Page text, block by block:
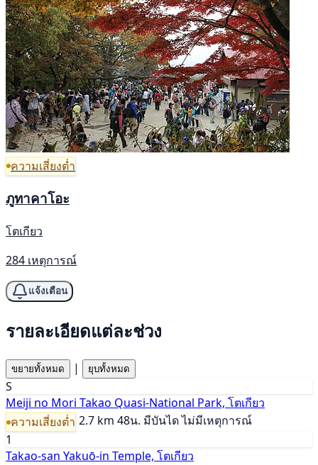
ความเสี่ยงต่ำ
ภูทาคาโอะ
โตเกียว
284 เหตุการณ์
แจ้งเตือน
รายละเอียดแต่ละช่วง
ขยายทั้งหมด | ยุบทั้งหมด
S
Meiji no Mori Takao Quasi-National Park, โตเกียว
ความเสี่ยงต่ำ 2.7 km 48น. มีบันไดไม่มีเหตุการณ์
1
Takao-san Yakuō-in Temple, โตเกียว